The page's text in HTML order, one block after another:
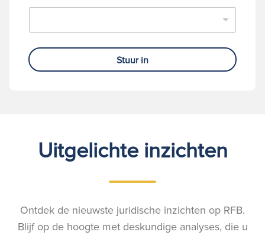
Stuur in
Uitgelichte inzichten
Ontdek de nieuwste juridische inzichten op RFB.
Blijf op de hoogte met deskundige analyses, die u